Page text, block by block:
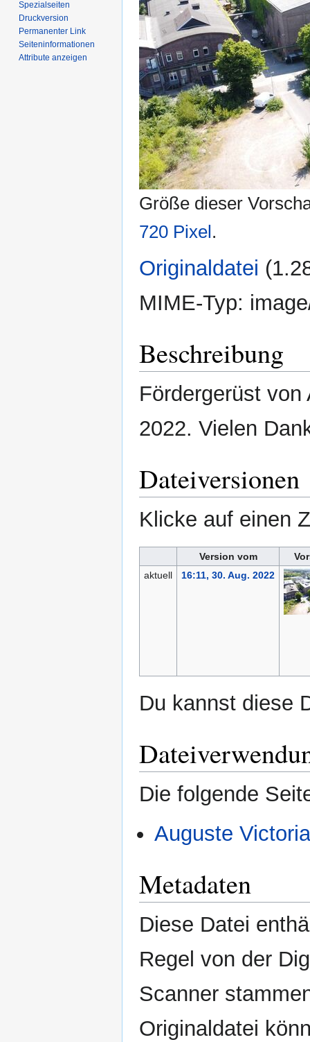
Größe dieser
720 Pixel.
Originaldatei
MIME-Typ:
Beschreibung
Fördergerüst
2022. Vielen
Dateiversionen
Klicke auf einen
Version vom
aktuell
16:11, 30. Aug. 2022
Du kannst diese
Die folgende
Auguste
Metadaten
Diese Datei
Regel von der
Scanner
Originaldatei
Spezialseiten
Druckversion
Permanenter Link
Seiten­­informationen
Attribute anzeigen